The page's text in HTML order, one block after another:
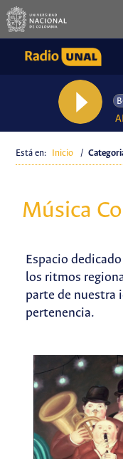
Está en: Inicio /
Música
Espacio
los ritmos
parte de nuestra
pertenencia.